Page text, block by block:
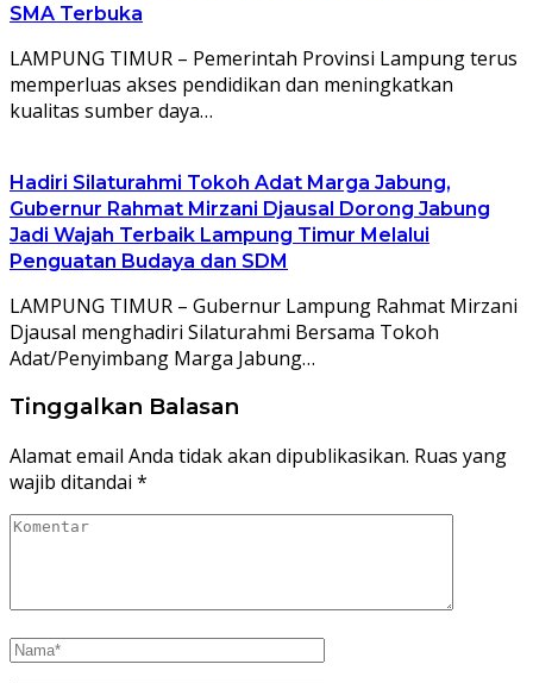
SMA Terbuka
LAMPUNG TIMUR – Pemerintah Provinsi Lampung terus
memperluas akses pendidikan dan meningkatkan
kualitas sumber daya…
Hadiri Silaturahmi Tokoh Adat Marga Jabung,
Gubernur Rahmat Mirzani Djausal Dorong Jabung
Jadi Wajah Terbaik Lampung Timur Melalui
Penguatan Budaya dan SDM
LAMPUNG TIMUR – Gubernur Lampung Rahmat Mirzani
Djausal menghadiri Silaturahmi Bersama Tokoh
Adat/Penyimbang Marga Jabung…
Tinggalkan Balasan
Alamat email Anda tidak akan dipublikasikan. Ruas yang
wajib ditandai *